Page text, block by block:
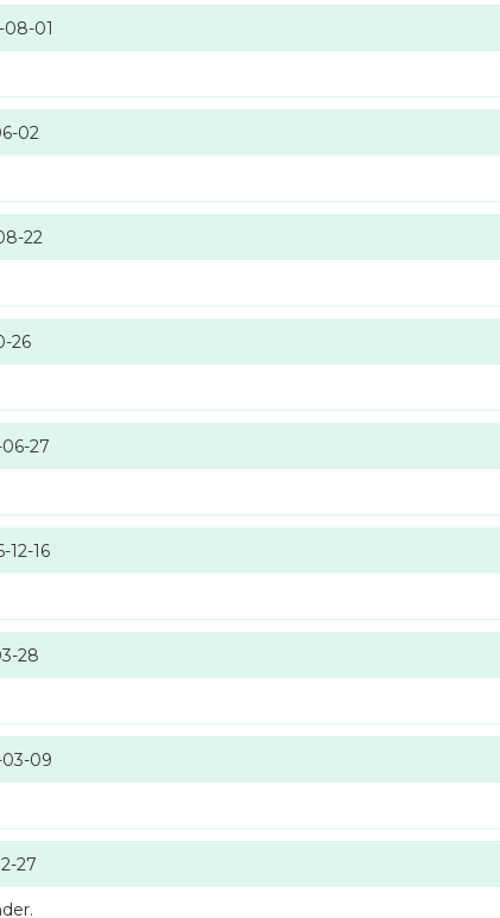
08-01
02
22
26
27
12-16
28
03-09
27